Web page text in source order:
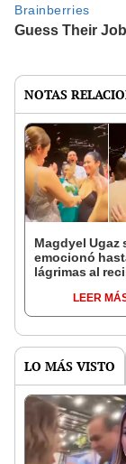
NOTAS
Magdyel Ugaz
emocionó
lágrimas al
SchwarzLEER
LO MÁS VISTO